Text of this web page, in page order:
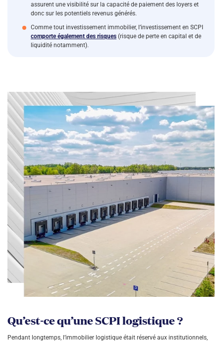
assurent une visibilité sur la capacité de paiement des loyers et
donc sur les potentiels revenus générés.
Comme tout investissement immobilier, l’investissement en SCPI
comporte également des risques (risque de perte en capital et de
liquidité notamment).
Qu’est-ce qu’une SCPI logistique ?
Pendant longtemps, l’immobilier logistique était réservé aux institutionnels,